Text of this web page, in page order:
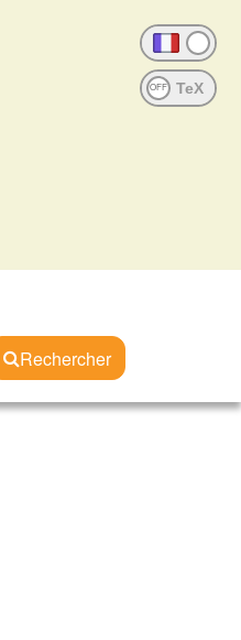
OFF
Rechercher